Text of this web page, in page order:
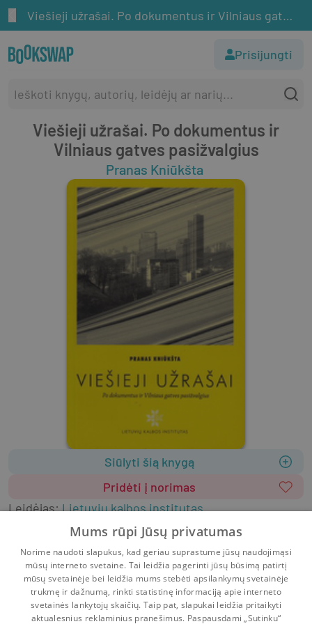
Viešieji užrašai. Po dokumentus ir Vilniaus gatves pasižvalgius
Prisijungti
Viešieji užrašai. Po dokumentus ir
Vilniaus gatves pasižvalgius
Pranas Kniūkšta
Siūlyti šią knygą
Pridėti į norimas
Leidėjas:Lietuvių kalbos institutas
52 psl.ISBN
9789955704065
MinkštasLietuvių k.
Humanitariniai, socialiniai mokslai
Kalbotyra
Negrožinė literatūra
Mums rūpi Jūsų privatumas
Norime naudoti slapukus, kad geriau suprastume jūsų naudojimąsi
mūsų interneto svetaine. Tai leidžia pagerinti jūsų būsimą patirtį
mūsų svetainėje bei leidžia mums stebėti apsilankymų svetainėje
trukmę ir dažnumą, rinkti statistinę informaciją apie interneto
svetainės lankytojų skaičių. Taip pat, slapukai leidžia pritaikyti
aktualesnius reklaminius pranešimus. Paspausdami „Sutinku“